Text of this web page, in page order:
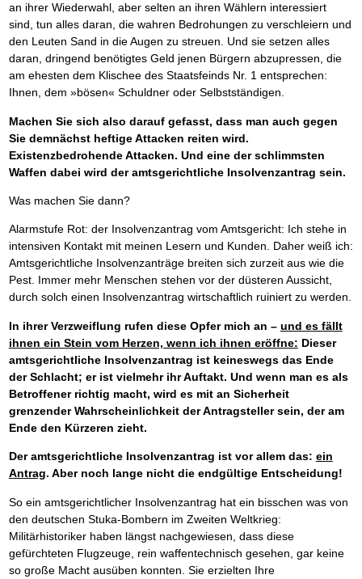
an ihrer Wiederwahl, aber selten an ihren Wählern interessiert
sind, tun alles daran, die wahren Bedrohungen zu verschleiern und
den Leuten Sand in die Augen zu streuen. Und sie setzen alles
daran, dringend benötigtes Geld jenen Bürgern abzupressen, die
am ehesten dem Klischee des Staatsfeinds Nr. 1 entsprechen:
Ihnen, dem »bösen« Schuldner oder Selbstständigen.
Machen Sie sich also darauf gefasst, dass man auch gegen
Sie demnächst heftige Attacken reiten wird.
Existenzbedrohende Attacken. Und eine der schlimmsten
Waffen dabei wird der amtsgerichtliche Insolvenzantrag sein.
Was machen Sie dann?
Alarmstufe Rot: der Insolvenzantrag vom Amtsgericht: Ich stehe in
intensiven Kontakt mit meinen Lesern und Kunden. Daher weiß ich:
Amtsgerichtliche Insolvenzanträge breiten sich zurzeit aus wie die
Pest. Immer mehr Menschen stehen vor der düsteren Aussicht,
durch solch einen Insolvenzantrag wirtschaftlich ruiniert zu werden.
In ihrer Verzweiflung rufen diese Opfer mich an – und es fällt
ihnen ein Stein vom Herzen, wenn ich ihnen eröffne: Dieser
amtsgerichtliche Insolvenzantrag ist keineswegs das Ende
der Schlacht; er ist vielmehr ihr Auftakt. Und wenn man es als
Betroffener richtig macht, wird es mit an Sicherheit
grenzender Wahrscheinlichkeit der Antragsteller sein, der am
Ende den Kürzeren zieht.
Der amtsgerichtliche Insolvenzantrag ist vor allem das: ein
Antrag. Aber noch lange nicht die endgültige Entscheidung!
So ein amtsgerichtlicher Insolvenzantrag hat ein bisschen was von
den deutschen Stuka-Bombern im Zweiten Weltkrieg:
Militärhistoriker haben längst nachgewiesen, dass diese
gefürchteten Flugzeuge, rein waffentechnisch gesehen, gar keine
so große Macht ausüben konnten. Sie erzielten Ihre